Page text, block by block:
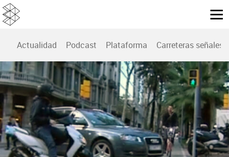
Actualidad Podcast Plataforma Carreteras señales